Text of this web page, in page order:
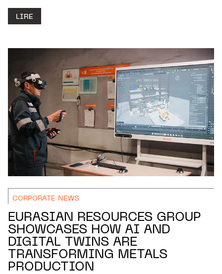
LIRE
CORPORATE NEWS
EURASIAN RESOURCES GROUP
SHOWCASES HOW AI AND
DIGITAL TWINS ARE
TRANSFORMING METALS
PRODUCTION